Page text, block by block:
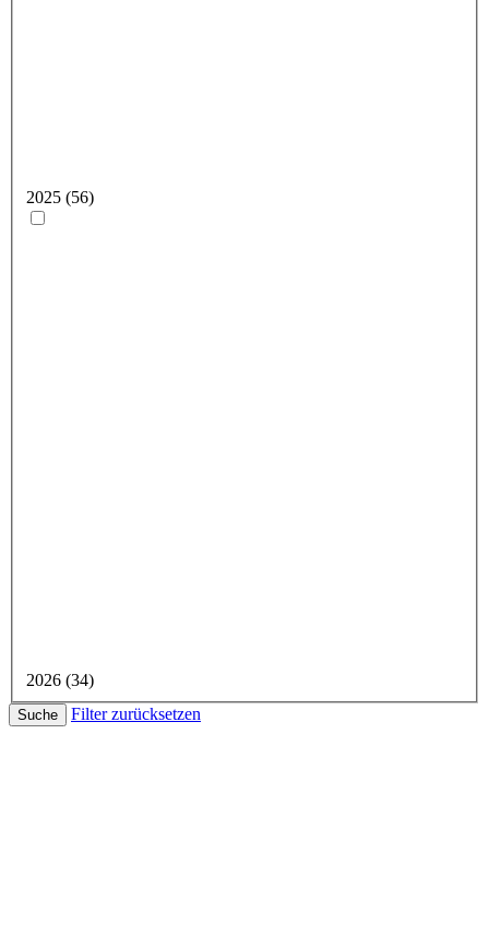
2025 (56)
2026 (34)
Suche Filter zurücksetzen